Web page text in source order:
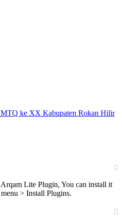
MTQ ke XX Kabupaten Rokan Hilir
Lite Plugin, You can install it
> Install Plugins.